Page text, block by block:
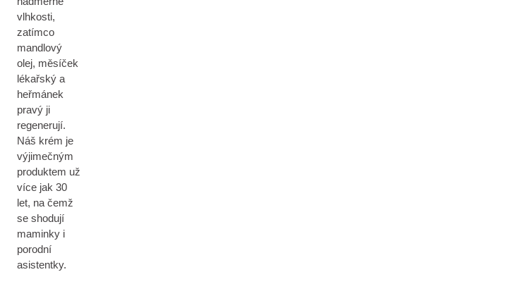
vlhkosti,
zatímco
mandlový
olej, měsíček
lékařský a
heřmánek
pravý ji
regenerují.
Náš krém je
výjimečným
produktem už
více jak 30
let, na čemž
se shodují
maminky i
porodní
asistentky.